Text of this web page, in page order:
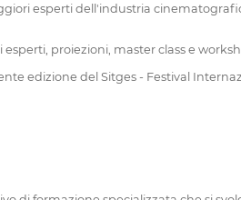
esperti dell'industria
proiezioni, master class e
edizione del Sitges - Festival